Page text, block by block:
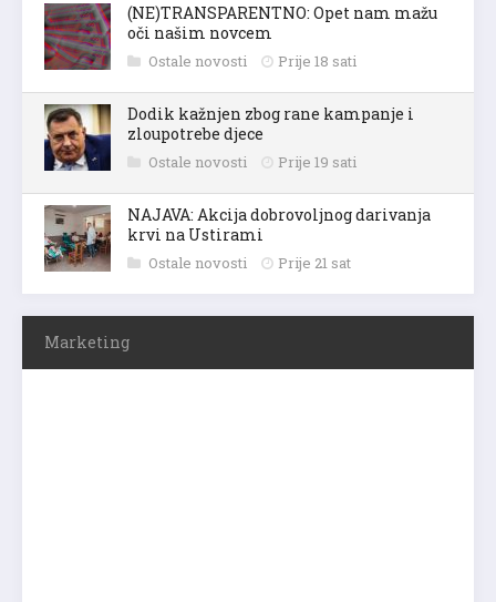
(NE)TRANSPARENTNO: Opet nam mažu
oči našim novcem
Ostale novosti Prije 18 sati
Dodik kažnjen zbog rane kampanje i
zloupotrebe djece
Ostale novosti Prije 19 sati
NAJAVA: Akcija dobrovoljnog darivanja
krvi na Ustirami
Ostale novosti Prije 21 sat
Marketing